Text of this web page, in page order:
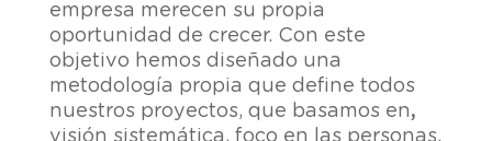
empresa merecen su propia
oportunidad de crecer. Con este
objetivo hemos diseñado una
metodología propia que define todos
nuestros proyectos, que basamos en,
visión sistemática, foco en las personas,